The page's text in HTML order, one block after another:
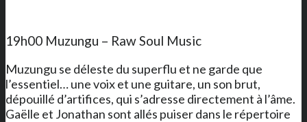
19h00 Muzungu – Raw Soul Music
Muzungu se déleste du superflu et ne garde que
l’essentiel… une voix et une guitare, un son brut,
dépouillé d’artifices, qui s’adresse directement à l’âme.
Gaëlle et Jonathan sont allés puiser dans le répertoire